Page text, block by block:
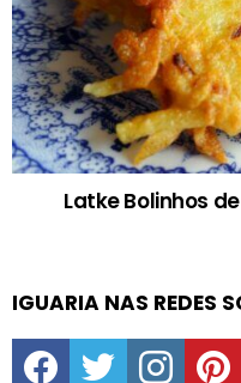
Latke Bolinhos
IGUARIA NAS REDES
facebooktwitter instagram